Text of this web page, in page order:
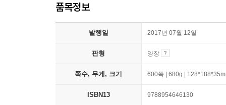
품목정보
발행일 2017년 07월 12일
판형 양장
쪽수, 무게, 크기 600쪽 | 680g |
ISBN13 9788954646130